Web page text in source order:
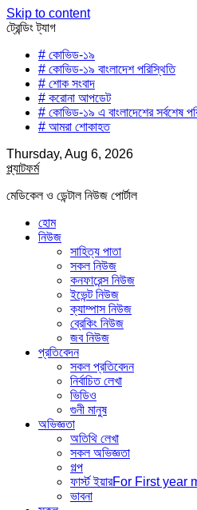
Skip to content
ট্রেন্ডিং ট্যাগ
# কোভিড-১৯
# কোভিড-১৯ বাংলাদেশ পরিস্থিতি
# শোক সংবাদ
# করোনা আপডেট
# কোভিড-১৯ এ বাংলাদেশের সর্বশেষ
# আমরা শোকাহত
Thursday, Aug 6, 2026
প্ল্যাটফর্ম
মেডিকেল ও ডেন্টাল নিউজ পোর্টাল
হোম
নিউজ
সাহিত্য পাতা
সকল নিউজ
কনফারেন্স নিউজ
ইভেন্ট নিউজ
ক্যাম্পাস নিউজ
ব্রেকিং নিউজ
জব নিউজ
প্রতিবেদন
সকল প্রতিবেদন
নির্বাচিত লেখা
ভিডিও
গুনী মানুষ
অভিজ্ঞতা
অতিথি লেখা
সকল অভিজ্ঞতা
গল্প
ফার্স্ট ইয়ারFor First year
ভাবনা